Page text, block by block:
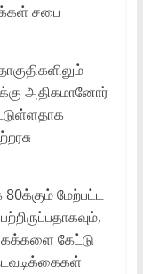
சபை
அதிகமானோர்
மேற்பட்ட
கேட்டு